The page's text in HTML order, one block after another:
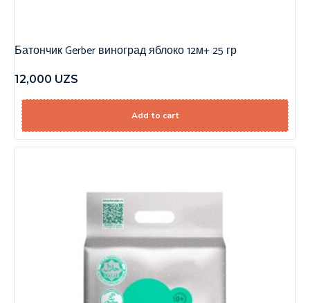
Батончик Gerber виноград яблоко 12м+ 25 гр
12,000 UZS
Add to cart